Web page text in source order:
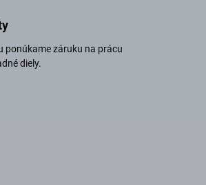
ponúkame záruku na prácu
diely.